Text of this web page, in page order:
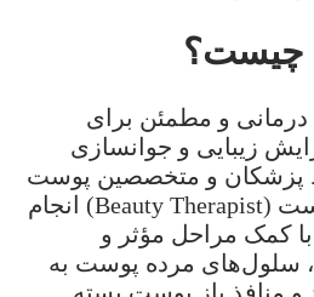
چیست؟
و مطمئن برای
زیبایی و جوانسازی
و متخصصین پوست
و زیبایی یا بیوتی تراپیست (Beauty Therapist) انجام
کمک مراحل مؤثر و
سلول‌های مرده پوست به
منافذ باز پوست بسته